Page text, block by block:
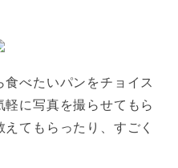
べたいパンをチョイス
軽に写真を撮らせてもら
てもらったり、すごく